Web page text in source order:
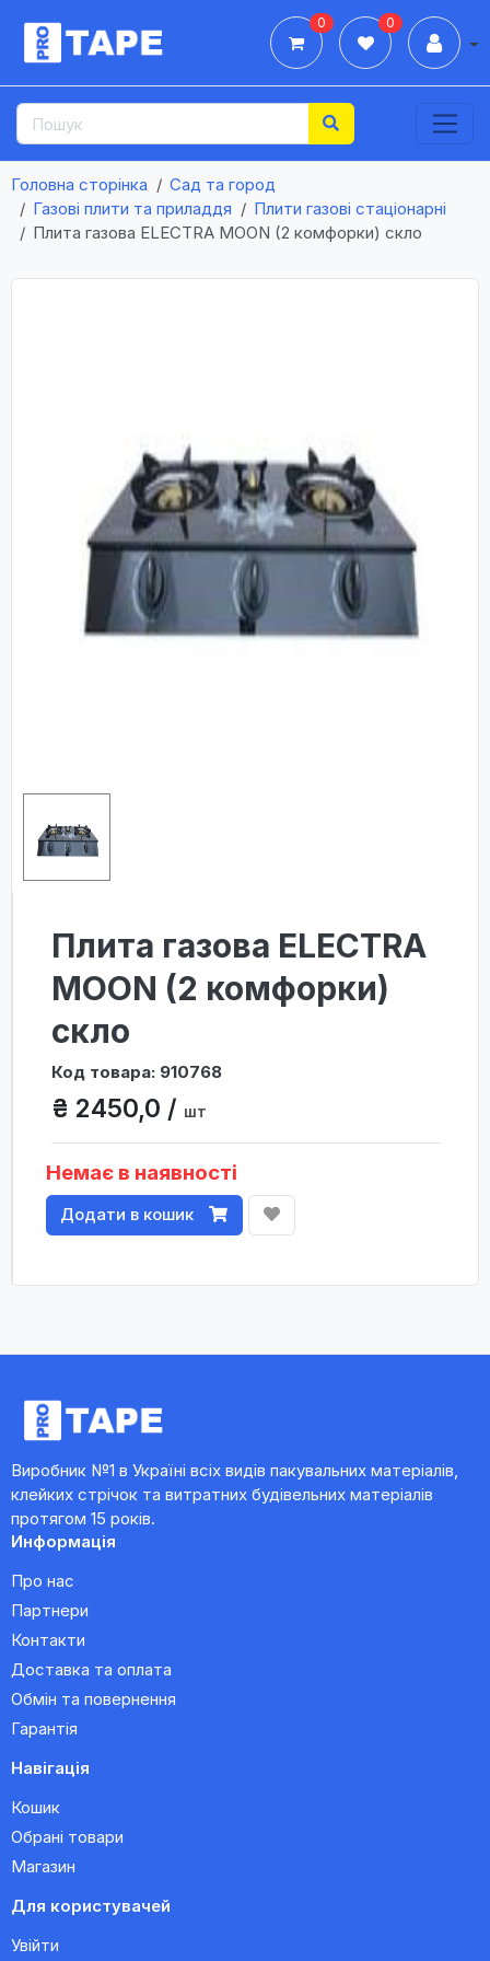
0 0
Головна сторінка
Сад та город
Газові плити та приладдя
Плити газові стаціонарні
Плита газова ELECTRA MOON (2 комфорки) скло
Плита газова ELECTRA
MOON (2 комфорки)
скло
Код товара: 910768
₴ 2450,0 / шт
Немає в наявності
Додати в кошик
Виробник №1 в Україні всіх видів пакувальних матеріалів,
клейких стрічок та витратних будівельних матеріалів
протягом 15 років.
Информація
Про нас
Партнери
Контакти
Доставка та оплата
Обмін та повернення
Гарантія
Навігація
Кошик
Обрані товари
Магазин
Для користувачей
Увійти